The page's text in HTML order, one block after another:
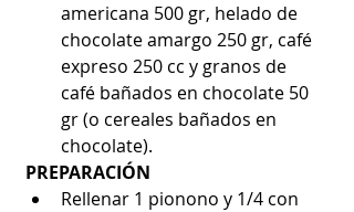
americana 500 gr, helado de
chocolate amargo 250 gr, café
expreso 250 cc y granos de
café bañados en chocolate 50
gr (o cereales bañados en
chocolate).
PREPARACIÓN
Rellenar 1 pionono y 1/4 con